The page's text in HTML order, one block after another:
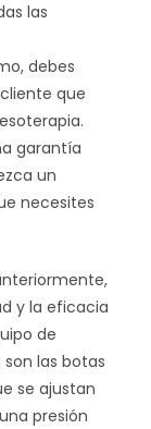
las
debes
que
garantía
un
necesites
y la eficacia
de
las botas
se ajustan
presión